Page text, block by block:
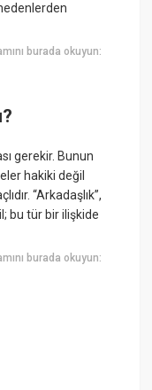
burada okuyun:
gerekir. Bunun
hakiki değil
“Arkadaşlık”,
bu tür bir ilişkide
burada okuyun: